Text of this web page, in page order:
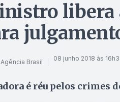
libera
Agência Brasil 08 junho 2018 às
é réu pelos crimes